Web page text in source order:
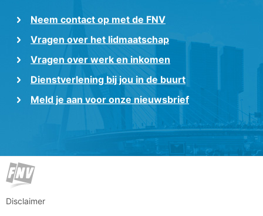
Neem contact op met de FNV
Vragen over het lidmaatschap
Vragen over werk en inkomen
Dienstverlening bij jou in de buurt
Meld je aan voor onze nieuwsbrief
Disclaimer